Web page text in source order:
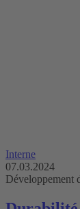
Interne
07.03.2024
Développement